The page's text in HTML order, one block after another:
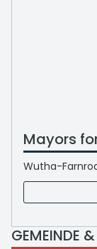
Mayors
Wutha-
GEMEINDE